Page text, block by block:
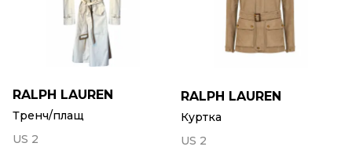
RALPH LAUREN
Тренч/плащ
US 2
RALPH LAUREN
Куртка
US 2